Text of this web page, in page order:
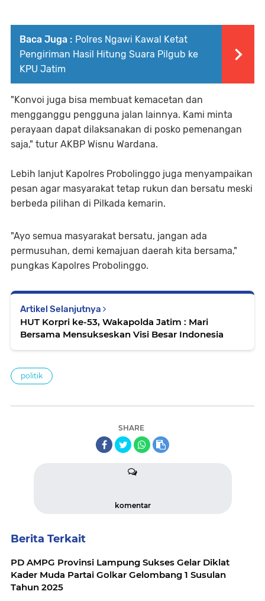
Baca Juga : Polres Ngawi Kawal Ketat
Pengiriman Hasil Hitung Suara Pilgub ke
KPU Jatim
"Konvoi juga bisa membuat kemacetan dan
mengganggu pengguna jalan lainnya. Kami minta
perayaan dapat dilaksanakan di posko pemenangan
saja," tutur AKBP Wisnu Wardana.
Lebih lanjut Kapolres Probolinggo juga menyampaikan
pesan agar masyarakat tetap rukun dan bersatu meski
berbeda pilihan di Pilkada kemarin.
"Ayo semua masyarakat bersatu, jangan ada
permusuhan, demi kemajuan daerah kita bersama,"
pungkas Kapolres Probolinggo.
Artikel Selanjutnya
HUT Korpri ke-53, Wakapolda Jatim : Mari
Bersama Mensukseskan Visi Besar Indonesia
politik
SHARE
komentar
Berita Terkait
PD AMPG Provinsi Lampung Sukses Gelar Diklat
Kader Muda Partai Golkar Gelombang 1 Susulan
Tahun 2025